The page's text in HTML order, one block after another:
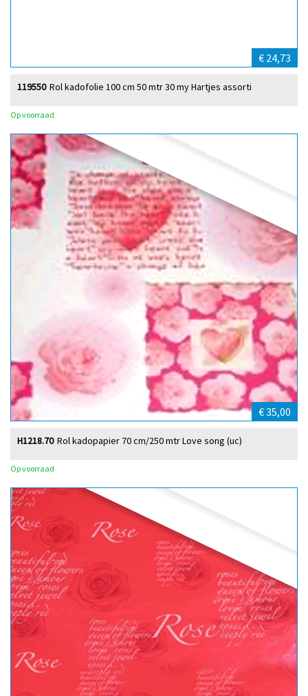
€ 24,73
Rol kadofolie 100 cm 50 mtr 30 my Hartjes assorti
119550
Op voorraad
€ 35,00
Rol kadopapier 70 cm/250 mtr Love song (uc)
H1218.70
Op voorraad